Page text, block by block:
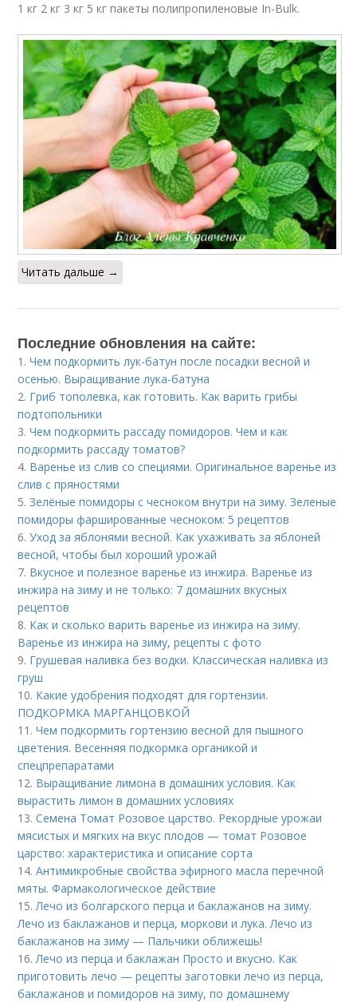
1 кг 2 кг 3 кг 5 кг пакеты полипропиленовые In-Bulk.
Читать дальше →
Последние обновления на сайте:
1.Чем подкормить лук-батун после посадки весной и
осенью. Выращивание лука-батуна
2. Гриб тополевка, как готовить. Как варить грибы
подтопольники
3.Чем подкормить рассаду помидоров. Чем и как
подкормить рассаду томатов?
4. Варенье из слив со специями. Оригинальное варенье из
слив с пряностями
5.Зелёные помидоры с чесноком внутри на зиму. Зеленые
помидоры фаршированные чесноком: 5 рецептов
6.Уход за яблонями весной. Как ухаживать за яблоней
весной, чтобы был хороший урожай
7. Вкусное и полезное варенье из инжира. Варенье из
инжира на зиму и не только: 7 домашних вкусных
рецептов
8. Как и сколько варить варенье из инжира на зиму.
Варенье из инжира на зиму, рецепты с фото
9. Грушевая наливка без водки. Классическая наливка из
груш
10. Какие удобрения подходят для гортензии.
ПОДКОРМКА МАРГАНЦОВКОЙ
11.Чем подкормить гортензию весной для пышного
цветения. Весенняя подкормка органикой и
спецпрепаратами
12. Выращивание лимона в домашних условия. Как
вырастить лимон в домашних условиях
13.Семена Томат Розовое царство. Рекордные урожаи
мясистых и мягких на вкус плодов — томат Розовое
царство: характеристика и описание сорта
14.Антимикробные свойства эфирного масла перечной
мяты. Фармакологическое действие
15. Лечо из болгарского перца и баклажанов на зиму.
Лечо из баклажанов и перца, моркови и лука. Лечо из
баклажанов на зиму — Пальчики оближешь!
16. Лечо из перца и баклажан Просто и вкусно. Как
приготовить лечо — рецепты заготовки лечо из перца,
баклажанов и помидоров на зиму, по домашнему